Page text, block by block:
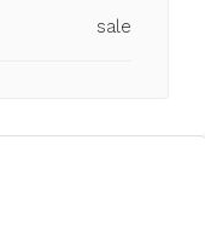
sale